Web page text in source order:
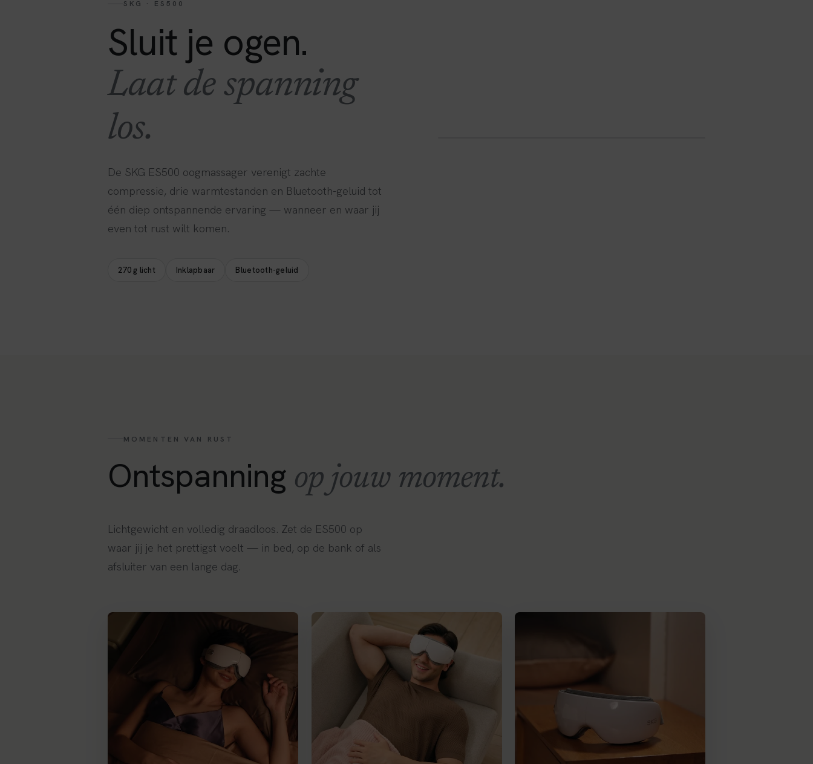
SKG · ES500
Sluit je ogen.
Laat de spanning
los.
De SKG ES500 oogmassager verenigt zachte
compressie, drie warmtestanden en Bluetooth-geluid tot
één diep ontspannende ervaring — wanneer en waar jij
even tot rust wilt komen.
270 g licht Inklapbaar Bluetooth-geluid
MOMENTEN VAN RUST
Ontspanning op jouw moment.
Lichtgewicht en volledig draadloos. Zet de ES500 op
waar jij je het prettigst voelt — in bed, op de bank of als
afsluiter van een lange dag.